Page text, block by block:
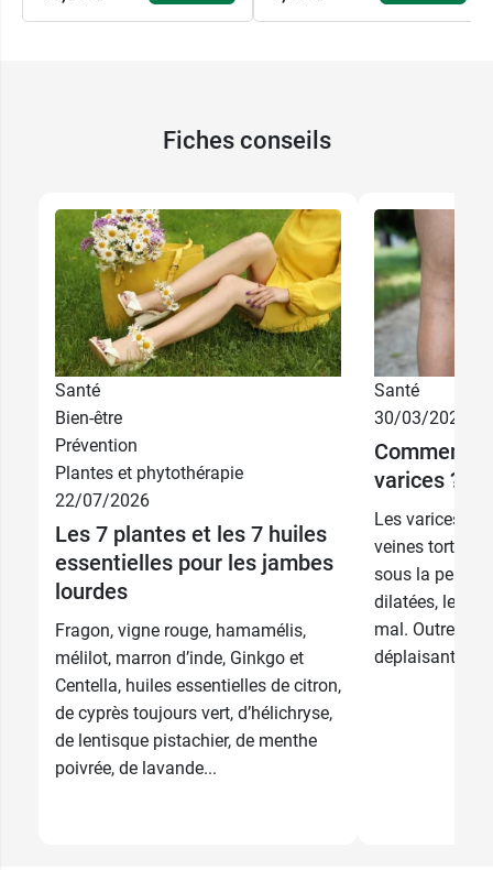
Fiches conseils
Santé
Bien-être
Prévention
Plantes et phytothérapie
22/07/2026
Les 7 plantes et les 7 huiles
essentielles pour les jambes
lourdes
Fragon, vigne rouge, hamamélis,
mélilot, marron d’inde, Ginkgo et
Centella, huiles essentielles de citron,
de cyprès toujours vert, d’hélichryse,
de lentisque pistachier, de menthe
poivrée, de lavande...
Santé
30/03/2026
Comment
varices ?
Les varices
veines
sous la peau.
dilatées, le
mal. Outre
déplaisant, les